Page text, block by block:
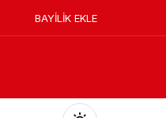
BAYİLİK EKLE